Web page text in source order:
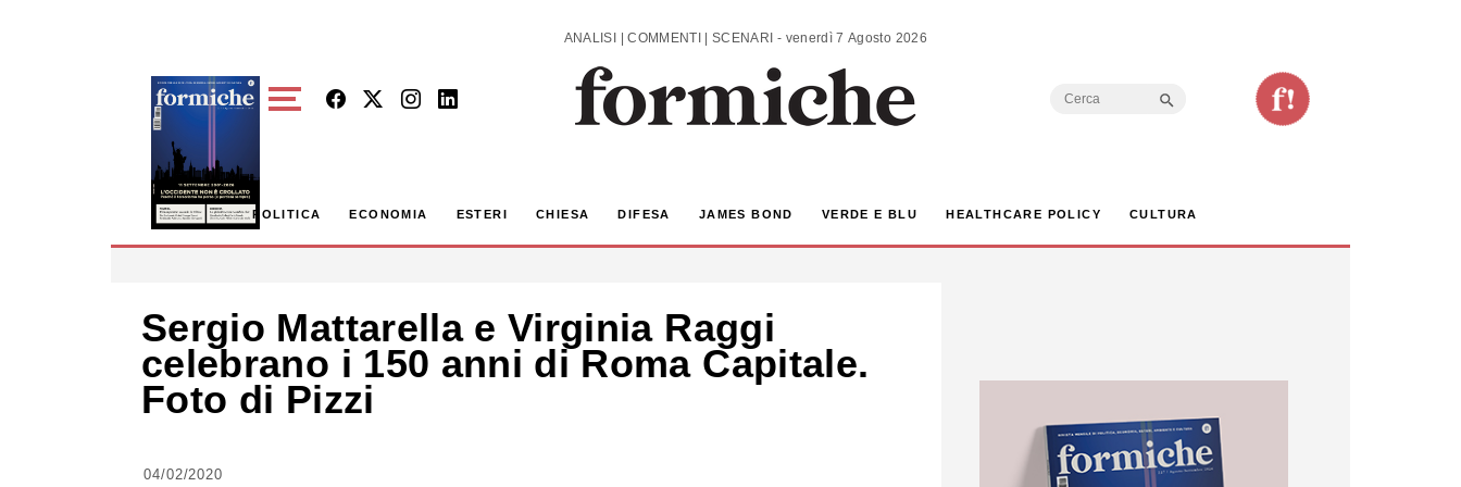
ANALISI | COMMENTI | SCENARI - venerdì 7 Agosto 2026
Search
POLITICA ECONOMIA ESTERI CHIESA DIFESA JAMES BOND VERDE E BLU HEALTHCARE POLICY CULTURA
Sergio Mattarella e Virginia Raggi
celebrano i 150 anni di Roma Capitale.
Foto di Pizzi
04/02/2020